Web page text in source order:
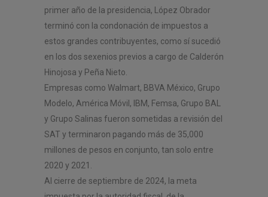
primer año de la presidencia, López Obrador
terminó con la condonación de impuestos a
estos grandes contribuyentes, como sí sucedió
en los dos sexenios previos a cargo de Calderón
Hinojosa y Peña Nieto.
Empresas como Walmart, BBVA México, Grupo
Modelo, América Móvil, IBM, Femsa, Grupo BAL
y Grupo Salinas fueron sometidas a revisión del
SAT y terminaron pagando más de 35,000
millones de pesos en conjunto, tan solo entre
2020 y 2021.
Al cierre de septiembre de 2024, la meta